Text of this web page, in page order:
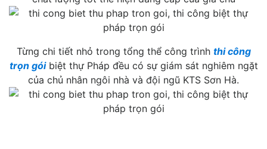
Từng chi tiết nhỏ trong tổng thể công trình thi công
trọn góibiệt thự Pháp đều có sự giám sát nghiêm ngặt
của chủ nhân ngôi nhà và đội ngũ KTS Sơn Hà.